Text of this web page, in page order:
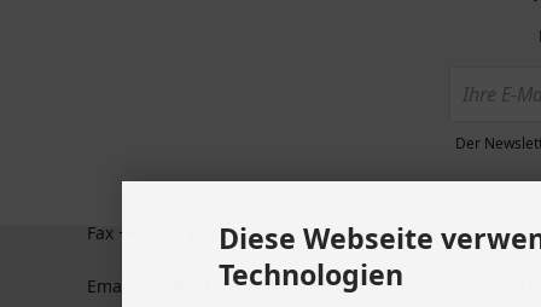
Der
Fax +49 711 470 76 588
Email: info@biketeile-service.de
MEHR
Kontakt
Diese Webseite
Technologien